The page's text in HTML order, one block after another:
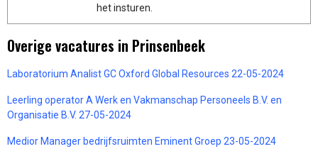
het insturen.
Overige vacatures in Prinsenbeek
Laboratorium Analist GC Oxford Global Resources 22-05-2024
Leerling operator A Werk en Vakmanschap Personeels B.V. en
Organisatie B.V. 27-05-2024
Medior Manager bedrijfsruimten Eminent Groep 23-05-2024